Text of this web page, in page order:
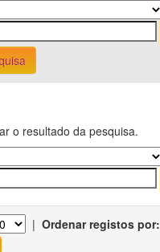
o resultado da pesquisa.
| Ordenar registos por: